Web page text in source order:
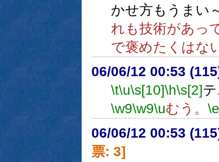
かせ方もうまい
れも技術があっ
で褒めたくはな
06/06/12 00:53
\t\u\s[10]\h\s[2]
\w9\w9\uむう。 \e
06/06/12 00:53
票: 3]